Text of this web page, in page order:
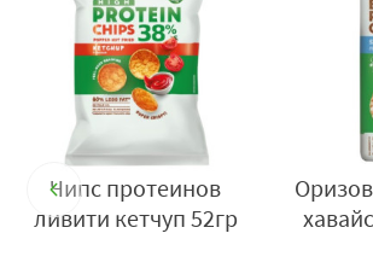
Чипс протеинов
ливити кетчуп 52гр